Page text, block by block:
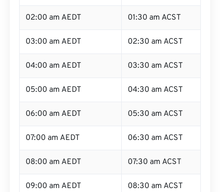
02:00 am AEDT 01:30 am ACST
03:00 am AEDT 02:30 am ACST
04:00 am AEDT 03:30 am ACST
05:00 am AEDT 04:30 am ACST
06:00 am AEDT 05:30 am ACST
07:00 am AEDT 06:30 am ACST
08:00 am AEDT 07:30 am ACST
09:00 am AEDT 08:30 am ACST